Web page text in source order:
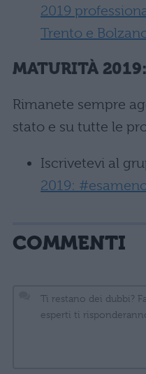
2019
Trento e
MATURITÀ
Rimanete sempre
stato e su tutte le
Iscrivetevi al
2019:
COMMENTI